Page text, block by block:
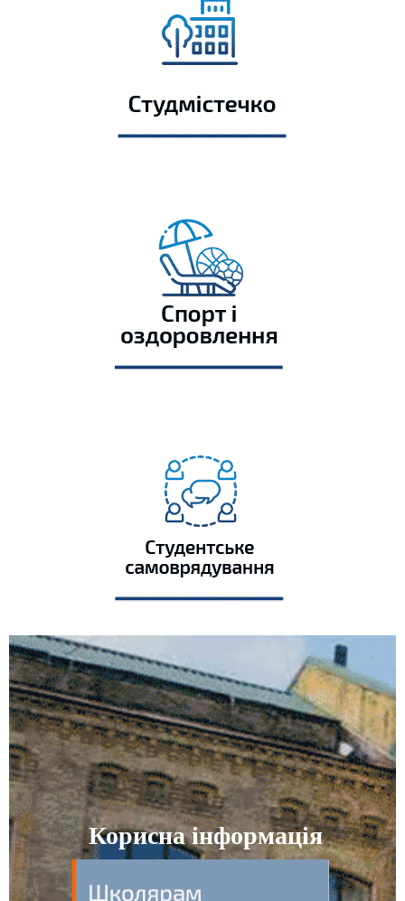
Корисна інформація